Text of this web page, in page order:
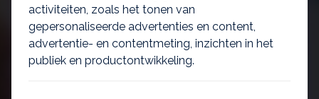
activiteiten, zoals het tonen van
gepersonaliseerde advertenties en content,
advertentie- en contentmeting, inzichten in het
publiek en productontwikkeling.